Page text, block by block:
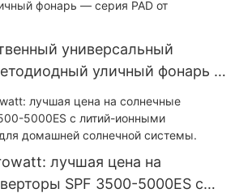
универсальный
уличный фонарь —
лучшая цена на
SPF 3500-5000ES с